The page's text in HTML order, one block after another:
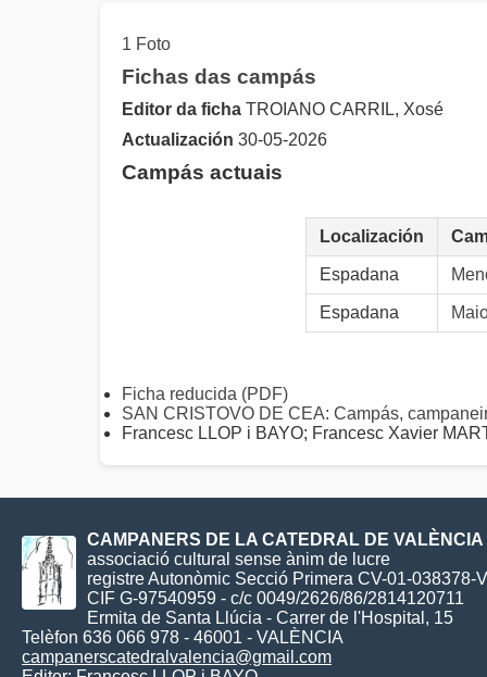
1 Foto
Fichas das campás
Editor da ficha TROIANO CARRIL, Xosé
Actualización 30-05-2026
Campás actuais
Localización
Espadana
Espadana
Ficha reducida (PDF)
SAN CRISTOVO DE CEA: Campás,
Francesc LLOP i BAYO; Francesc Xavier
CAMPANERS DE LA CATEDRAL DE VALÈNCIA
associació cultural sense ànim de lucre
registre Autonòmic Secció Primera CV-01-038378-V
CIF G-97540959 - c/c 0049/2626/86/2814120711
Ermita de Santa Llúcia - Carrer de l'Hospital, 15
Telèfon 636 066 978 - 46001 - VALÈNCIA
campanerscatedralvalencia@gmail.com